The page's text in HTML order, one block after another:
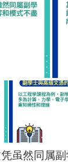
虽然同属